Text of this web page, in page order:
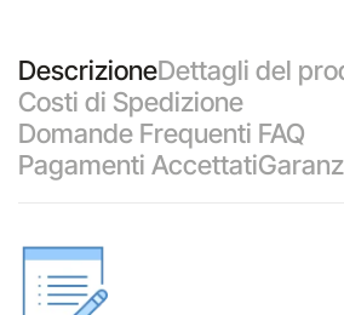
DescrizioneDettagli del
Costi di Spedizione
Domande Frequenti FAQ
Pagamenti Accettati